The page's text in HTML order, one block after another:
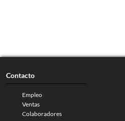
Contacto
Empleo
Ventas
Colaboradores